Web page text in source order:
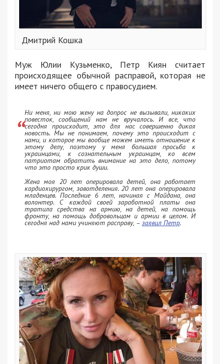
Дмитрий Кошка
Муж Юлии Кузьменко, Петр Киян считает
происходящее обычной расправой, которая не
имеет ничего общего с правосудием.
Ни меня, ни мою жену на допрос не вызывали, никаких
повесток, сообщений нам не вручалось. И все, что
сегодня происходит, это для нас совершенно дикая
новость. Мы не понимаем, почему это происходит с
нами, и которое мы вообще можем иметь отношение к
этому делу, поэтому у меня большая просьба к
украинцами, к сознательным украинцам, ко всем
патриотам обратить внимание на это дело, потому
что это просто крик души.
Жена моя 20 лет оперировала детей, она работает
кардиохирургом, завотделения. 20 лет она оперировала
младенцев. Последние 6 лет, начиная с Майдана, она
волонтер. С каждой своей заработной платы она
тратила средства на армию, на детей, на помощь
фронту, на помощь добровольцам и армии в целом. И
сегодня над нами учиняют расправу, – заявил Петр.